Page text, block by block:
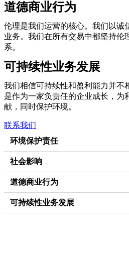
道德商业行为
伦理是我们运营的核心。我们以诚
业务。我们在所有交易中都坚持伦
系。
可持续性业务发展
我们相信可持续性和盈利能力并不
是作为一家负责任的企业成长，为
献，同时保护环境。
联系我们
环境保护责任
社会影响
道德商业行为
可持续性业务发展